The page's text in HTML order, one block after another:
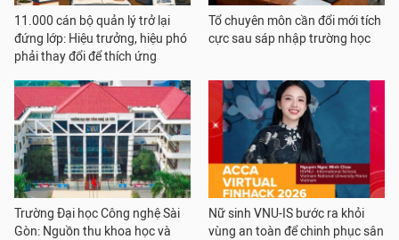
11.000 cán bộ quản lý trở lại
đứng lớp: Hiệu trưởng, hiệu phó
phải thay đổi để thích ứng
Tổ chuyên môn cần đổi mới tích
cực sau sáp nhập trường học
Trường Đại học Công nghệ Sài
Gòn: Nguồn thu khoa học và
Nữ sinh VNU-IS bước ra khỏi
vùng an toàn để chinh phục sân